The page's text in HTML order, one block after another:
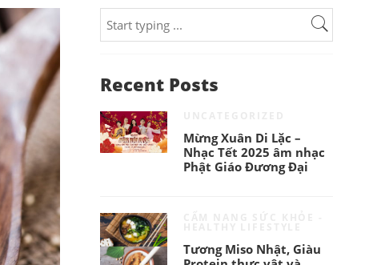
Recent Posts
Mừng Xuân Di Lặc –
Nhạc Tết 2025 âm nhạc
Phật Giáo Đương Đại
Tương Miso Nhật, Giàu